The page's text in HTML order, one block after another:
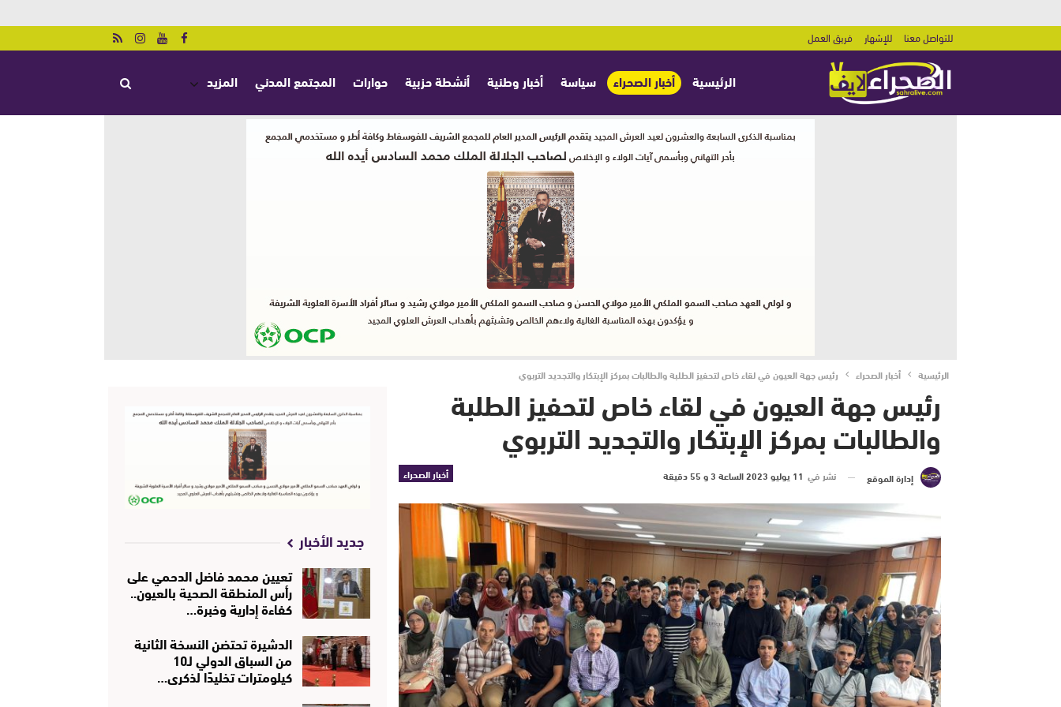
للتواصل معنا للإشهار فريق العمل
الرئيسية أخبار الصحراء سياسة أخبار وطنية أنشطة حزبية حوارات المجتمع المدني المزيد
الرئيسية أخبار الصحراء رئيس جهة العيون في لقاء خاص لتحفيز الطلبة والطالبات بمركز الإبتكار والتجديد التربوي
رئيس جهة العيون في لقاء خاص لتحفيز الطلبة
والطالبات بمركز الإبتكار والتجديد التربوي
أخبار الصحراء إدارة الموقع نشر في 11 يوليو 2023 الساعة 3 و 55 دقيقة
جديد الأخبار
تعيين محمد فاضل الدحمي على
رأس المنطقة الصحية بالعيون..
كفاءة إدارية وخبرة…
الدشيرة تحتضن النسخة الثانية
من السباق الدولي لـ10
كيلومترات تخليدًا لذكرى…